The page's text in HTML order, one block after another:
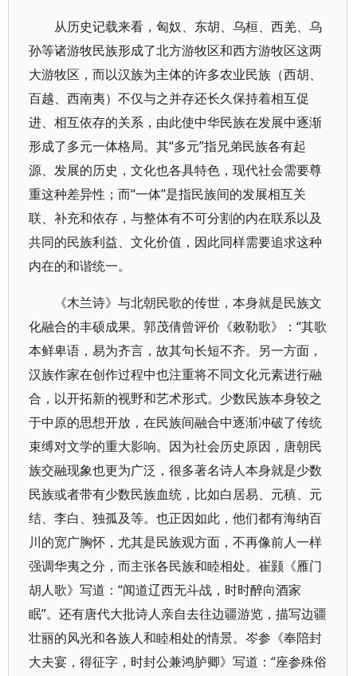
从历史记载来看，匈奴、东胡、乌桓、西羌、乌
孙等诸游牧民族形成了北方游牧区和西方游牧区这两
大游牧区，而以汉族为主体的许多农业民族（西胡、
百越、西南夷）不仅与之并存还长久保持着相互促
进、相互依存的关系，由此使中华民族在发展中逐渐
形成了多元一体格局。其“多元”指兄弟民族各有起
源、发展的历史，文化也各具特色，现代社会需要尊
重这种差异性；而“一体”是指民族间的发展相互关
联、补充和依存，与整体有不可分割的内在联系以及
共同的民族利益、文化价值，因此同样需要追求这种
内在的和谐统一。
《木兰诗》与北朝民歌的传世，本身就是民族文
化融合的丰硕成果。郭茂倩曾评价《敕勒歌》：“其歌
本鲜卑语，易为齐言，故其句长短不齐。另一方面，
汉族作家在创作过程中也注重将不同文化元素进行融
合，以开拓新的视野和艺术形式。少数民族本身较之
于中原的思想开放，在民族间融合中逐渐冲破了传统
束缚对文学的重大影响。因为社会历史原因，唐朝民
族交融现象也更为广泛，很多著名诗人本身就是少数
民族或者带有少数民族血统，比如白居易、元稹、元
结、李白、独孤及等。也正因如此，他们都有海纳百
川的宽广胸怀，尤其是民族观方面，不再像前人一样
强调华夷之分，而主张各民族和睦相处。崔颢《雁门
胡人歌》写道：“闻道辽西无斗战，时时醉向酒家
眠”。还有唐代大批诗人亲自去往边疆游览，描写边疆
壮丽的风光和各族人和睦相处的情景。岑参《奉陪封
大夫宴，得征字，时封公兼鸿胪卿》写道：“座参殊俗